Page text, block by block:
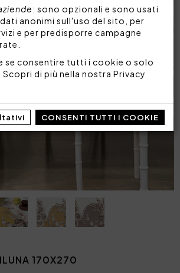
: sono opzionali e sono usati
anonimi sull'uso del sito, per
e per predisporre campagne
se consentire tutti i cookie o solo
Scopri di più nella nostra Privacy
CONSENTI TUTTI I COOKIE
170X270